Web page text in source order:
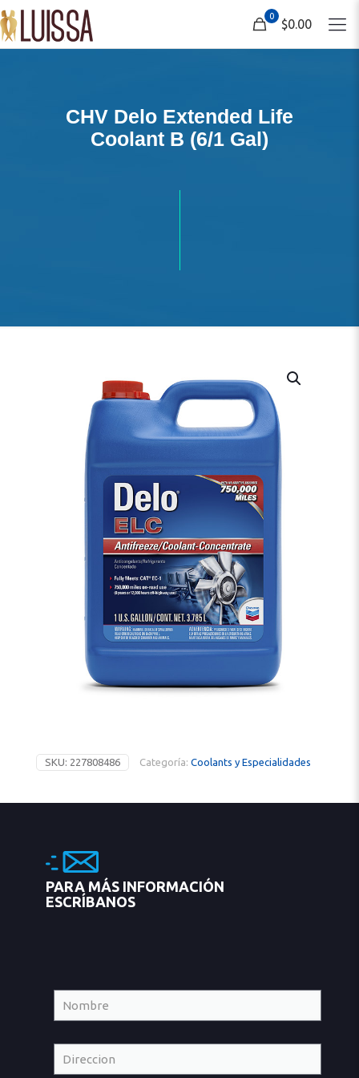
0
$0.00
CHV Delo Extended Life
Coolant B (6/1 Gal)
SKU: 227808486 Categoría: Coolants y Especialidades
PARA MÁS INFORMACIÓN
ESCRÍBANOS